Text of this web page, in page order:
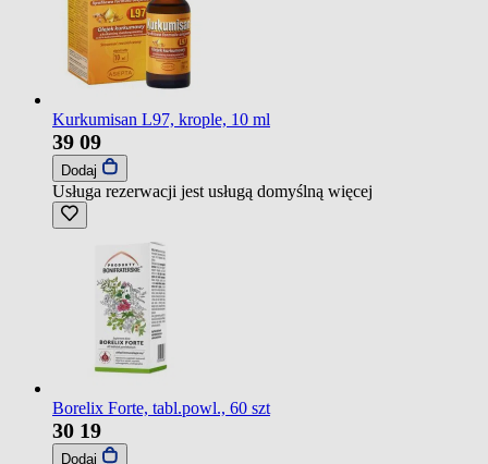
Kurkumisan L97, krople, 10 ml
39 09
Dodaj
Usługa rezerwacji jest usługą domyślną więcej
Borelix Forte, tabl.powl., 60 szt
30 19
Dodaj